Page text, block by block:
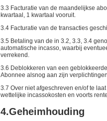
3.3 Facturatie van de maandelijkse
kwartaal, 1 kwartaal vooruit.
3.4 Facturatie van de transacties
3.5 Betaling van de in 3.2, 3.3, 3.4
automatische incasso, waarbij
verrekend.
3.6 Deblokkeren van een
Abonnee alsnog aan zijn
3.7 Over niet afgeschreven en/of te
wettelijke incassokosten en voorts
4.Geheimhouding